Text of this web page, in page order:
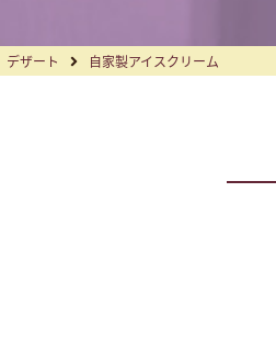
デザート 自家製アイスクリーム